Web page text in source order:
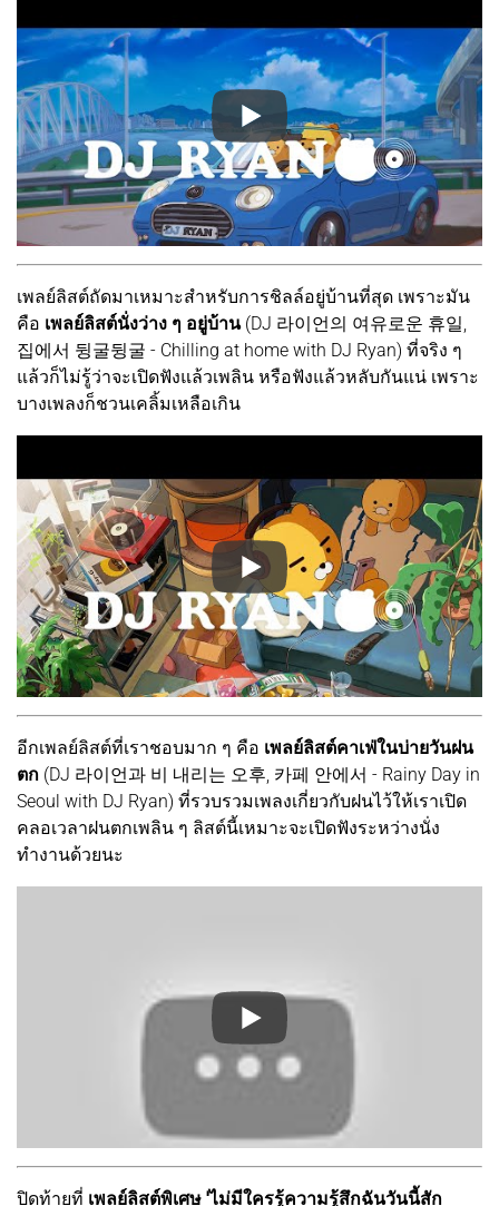
เพลย์ลิสต์ถัดมาเหมาะสำหรับการชิลล์อยู่บ้านที่สุด เพราะมัน
คือ เพลย์ลิสต์นั่งว่าง ๆ อยู่บ้าน(DJ 라이언의 여유로운 휴일,
집에서 뒹굴뒹굴 - Chilling at home with DJ Ryan) ที่จริง ๆ
แล้วก็ไม่รู้ว่าจะเปิดฟังแล้วเพลิน หรือฟังแล้วหลับกันแน่ เพราะ
บางเพลงก็ชวนเคลิ้มเหลือเกิน
อีกเพลย์ลิสต์ที่เราชอบมาก ๆ คือ เพลย์ลิสต์คาเฟ่ในบ่ายวันฝน
ตก (DJ 라이언과 비 내리는 오후, 카페 안에서 - Rainy Day in
Seoul with DJ Ryan) ที่รวบรวมเพลงเกี่ยวกับฝนไว้ให้เราเปิด
คลอเวลาฝนตกเพลิน ๆ ลิสต์นี้เหมาะจะเปิดฟังระหว่างนั่ง
ทำงานด้วยนะ
ปิดท้ายที่ เพลย์ลิสต์พิเศษ 'ไม่มีใครรู้ความรู้สึกฉันวันนี้สัก